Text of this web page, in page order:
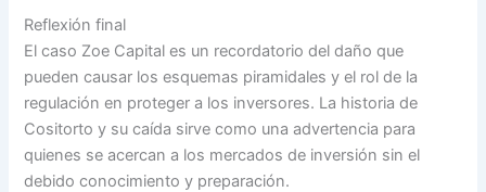
Reflexión final
El caso Zoe Capital es un recordatorio del daño que
pueden causar los esquemas piramidales y el rol de la
regulación en proteger a los inversores. La historia de
Cositorto y su caída sirve como una advertencia para
quienes se acercan a los mercados de inversión sin el
debido conocimiento y preparación.